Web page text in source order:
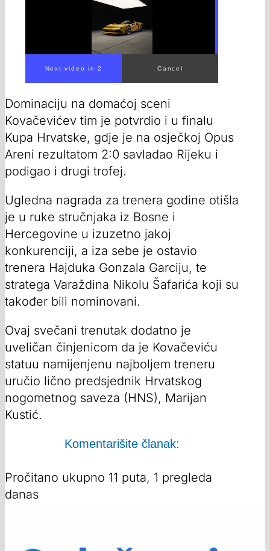
Dominaciju na domaćoj sceni
Kovačevićev tim je potvrdio i u finalu
Kupa Hrvatske, gdje je na osječkoj Opus
Areni rezultatom 2:0 savladao Rijeku i
podigao i drugi trofej.
Ugledna nagrada za trenera godine otišla
je u ruke stručnjaka iz Bosne i
Hercegovine u izuzetno jakoj
konkurenciji, a iza sebe je ostavio
trenera Hajduka Gonzala Garciju, te
stratega Varaždina Nikolu Šafarića koji su
također bili nominovani.
Ovaj svečani trenutak dodatno je
uveličan činjenicom da je Kovačeviću
statuu namijenjenu najboljem treneru
uručio lično predsjednik Hrvatskog
nogometnog saveza (HNS), Marijan
Kustić.
Komentarišite članak:
Pročitano ukupno 11 puta, 1 pregleda
danas